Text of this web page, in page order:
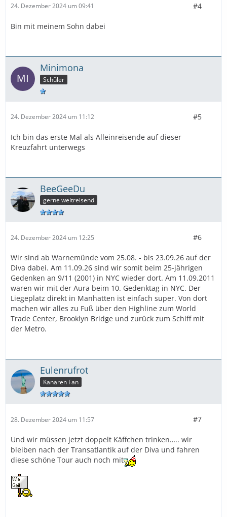
24. Dezember 2024 um 09:41 #4
Bin mit meinem Sohn dabei
Minimona
Schüler
24. Dezember 2024 um 11:12 #5
Ich bin das erste Mal als Alleinreisende auf dieser
Kreuzfahrt unterwegs
BeeGeeDu
gerne weitreisend
24. Dezember 2024 um 12:25 #6
Wir sind ab Warnemünde vom 25.08. - bis 23.09.26 auf der
Diva dabei. Am 11.09.26 sind wir somit beim 25-jährigen
Gedenken an 9/11 (2001) in NYC wieder dort. Am 11.09.2011
waren wir mit der Aura beim 10. Gedenktag in NYC. Der
Liegeplatz direkt in Manhatten ist einfach super. Von dort
machen wir alles zu Fuß über den Highline zum World
Trade Center, Brooklyn Bridge und zurück zum Schiff mit
der Metro.
Eulenrufrot
Kanaren Fan
28. Dezember 2024 um 11:57 #7
Und wir müssen jetzt doppelt Käffchen trinken….. wir
bleiben nach der Transatlantik auf der Diva und fahren
diese schöne Tour auch noch mit